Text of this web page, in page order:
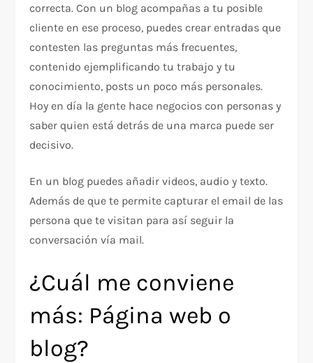
correcta. Con un blog acompañas a tu posible
cliente en ese proceso, puedes crear entradas que
contesten las preguntas más frecuentes,
contenido ejemplificando tu trabajo y tu
conocimiento, posts un poco más personales.
Hoy en día la gente hace negocios con personas y
saber quien está detrás de una marca puede ser
decisivo.
En un blog puedes añadir videos, audio y texto.
Además de que te permite capturar el email de las
persona que te visitan para así seguir la
conversación vía mail.
¿Cuál me conviene
más: Página web o
blog?